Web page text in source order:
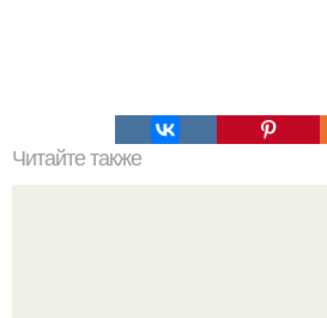
Читайте также